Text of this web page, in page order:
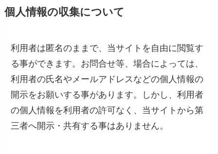
個人情報の収集について
利用者は匿名のままで、当サイトを自由に閲覧す
る事ができます。お問合せ等、場合によっては、
利用者の氏名やメールアドレスなどの個人情報の
開示をお願いする事があります。しかし、利用者
の個人情報を利用者の許可なく、当サイトから第
三者へ開示・共有する事はありません。